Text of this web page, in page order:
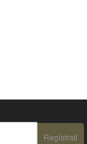
Registrati